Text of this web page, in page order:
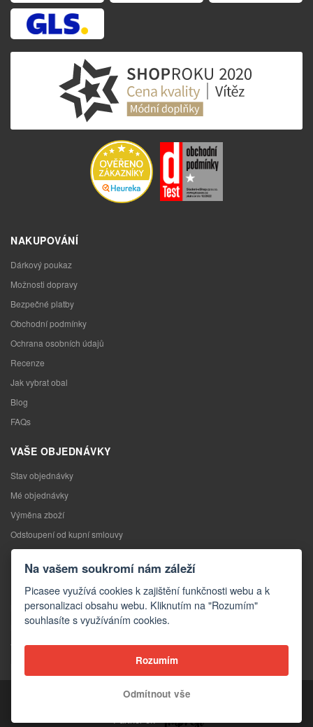
NAKUPOVÁNÍ
Dárkový poukaz
Možnosti dopravy
Bezpečné platby
Obchodní podmínky
Ochrana osobních údajů
Recenze
Jak vybrat obal
Blog
FAQs
VAŠE OBJEDNÁVKY
Stav objednávky
Mé objednávky
Výměna zboží
Odstoupení od kupní smlouvy
Reklamace
KONTAKTY
Kontakty
Kontaktní formulář
Velkoobchod
Copyright © 2026 Picasee
Partner of:
Na vašem soukromí nám záleží
Picasee využívá cookies k zajištění funkčnosti webu a k
personalizaci obsahu webu. Kliknutím na "Rozumím"
souhlasíte s využíváním cookies.
Rozumím
Odmítnout vše